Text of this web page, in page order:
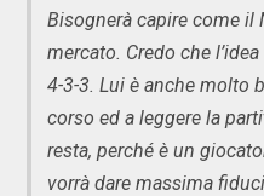
Bisognerà capire come il
mercato. Credo che
4-3-3. Lui è anche molto
corso ed a leggere la
resta, perché è un
vorrà dare massima